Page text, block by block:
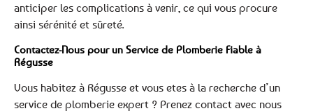
anticiper les complications à venir, ce qui vous procure
ainsi sérénité et sûreté.
Contactez-Nous pour un Service de Plomberie Fiable à
Régusse
Vous habitez à Régusse et vous etes à la recherche d’un
service de plomberie expert ? Prenez contact avec nous